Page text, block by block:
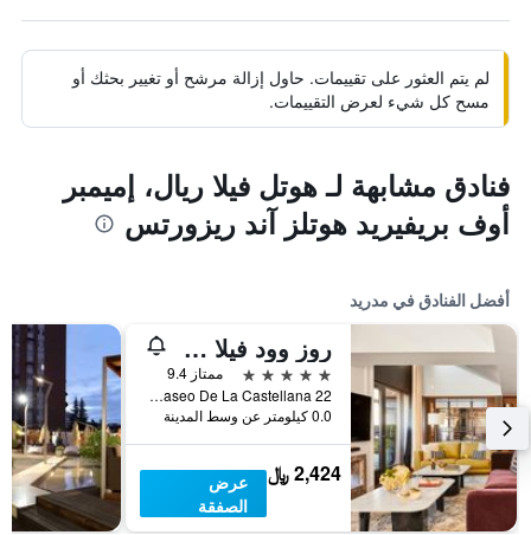
لم يتم العثور على تقييمات. حاول إزالة مرشح أو تغيير بحثك أو
مسح كل شيء لعرض التقييمات.
فنادق مشابهة لـ هوتل فيلا ريال، إميمبر
أوف بريفيريد هوتلز آند ريزورتس
أفضل الفنادق في مدريد
روز وود فيلا ماجنا
5 نجوم
ممتاز 9.4
Paseo De La Castellana 22, مدريد, أسبانيا
0.0 كيلومتر عن وسط المدينة
2,424 ﷼
عرض
الصفقة